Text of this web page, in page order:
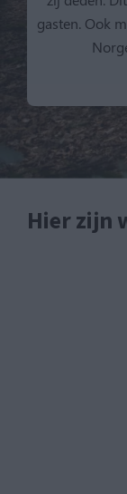
gasten. Ook
Hier zijn